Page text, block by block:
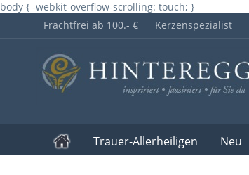
body { -webkit-overflow-scrolling: touch; }
Frachtfrei ab 100.- €
Kerzenspezialist
Trauer-Allerheiligen Neu